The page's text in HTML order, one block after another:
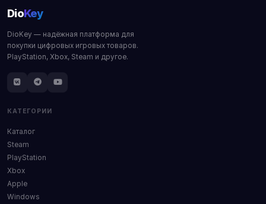
DioKey
DioKey — надёжная платформа для
покупки цифровых игровых товаров.
PlayStation, Xbox, Steam и другое.
КАТЕГОРИИ
Каталог
Steam
PlayStation
Xbox
Apple
Windows